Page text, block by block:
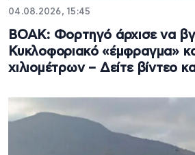
04.08.2026, 15:45
ΒΟΑΚ: Φορτηγό άρχισε να
Κυκλοφοριακό «έμφραγμα»
χιλιομέτρων – Δείτε βίντεο